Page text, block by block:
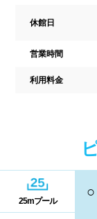
休館日
営業時間
利用料金
25mプール
○
鳥取県
サウナ
浴室
ベンチ
キャッシュレス
バリアフリー